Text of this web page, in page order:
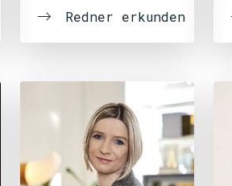
Redner erkunden